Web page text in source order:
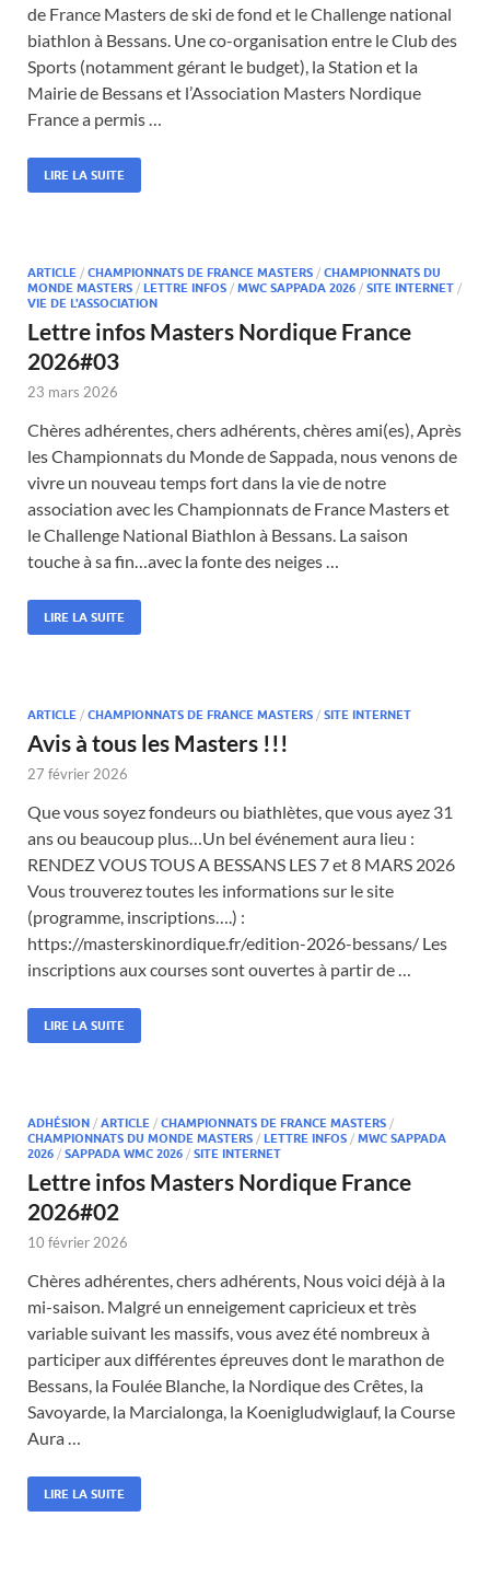
de France Masters de ski de fond et le Challenge national
biathlon à Bessans. Une co-organisation entre le Club des
Sports (notamment gérant le budget), la Station et la
Mairie de Bessans et l’Association Masters Nordique
France a permis …
LIRE LA SUITE
ARTICLE / CHAMPIONNATS DE FRANCE MASTERS / CHAMPIONNATS DU
MONDE MASTERS / LETTRE INFOS / MWC SAPPADA 2026 / SITE INTERNET /
VIE DE L'ASSOCIATION
Lettre infos Masters Nordique France
2026#03
23 mars 2026
Chères adhérentes, chers adhérents, chères ami(es), Après
les Championnats du Monde de Sappada, nous venons de
vivre un nouveau temps fort dans la vie de notre
association avec les Championnats de France Masters et
le Challenge National Biathlon à Bessans. La saison
touche à sa fin…avec la fonte des neiges …
LIRE LA SUITE
ARTICLE / CHAMPIONNATS DE FRANCE MASTERS / SITE INTERNET
Avis à tous les Masters !!!
27 février 2026
Que vous soyez fondeurs ou biathlètes, que vous ayez 31
ans ou beaucoup plus…Un bel événement aura lieu :
RENDEZ VOUS TOUS A BESSANS LES 7 et 8 MARS 2026
Vous trouverez toutes les informations sur le site
(programme, inscriptions….) :
https://masterskinordique.fr/edition-2026-bessans/ Les
inscriptions aux courses sont ouvertes à partir de …
LIRE LA SUITE
ADHÉSION / ARTICLE / CHAMPIONNATS DE FRANCE MASTERS /
CHAMPIONNATS DU MONDE MASTERS / LETTRE INFOS / MWC SAPPADA
2026 / SAPPADA WMC 2026 / SITE INTERNET
Lettre infos Masters Nordique France
2026#02
10 février 2026
Chères adhérentes, chers adhérents, Nous voici déjà à la
mi-saison. Malgré un enneigement capricieux et très
variable suivant les massifs, vous avez été nombreux à
participer aux différentes épreuves dont le marathon de
Bessans, la Foulée Blanche, la Nordique des Crêtes, la
Savoyarde, la Marcialonga, la Koenigludwiglauf, la Course
Aura …
LIRE LA SUITE